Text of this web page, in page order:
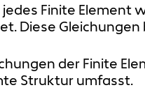
jedes Finite Element
Diese
der Finite
Struktur umfasst.